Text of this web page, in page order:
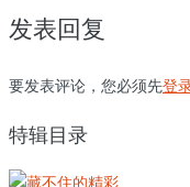
发表回复
要发表评论，您必须先登
特辑目录